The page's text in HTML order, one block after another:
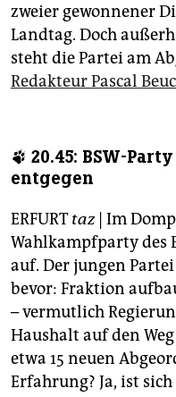
zweier gewonnener
Landtag. Doch
steht die Partei am
Redakteur Pascal
🐾 20.45: BSW-
entgegen
ERFURT taz| Im
Wahlkampfparty des
auf. Der jungen
bevor: Fraktion
– vermutlich
Haushalt auf den
etwa 15 neuen
Erfahrung? Ja, ist